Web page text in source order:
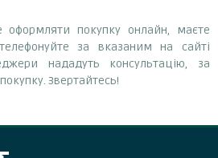
покупку онлайн, маєте
за вказаним на сайті
нададуть консультацію, за
Звертайтесь!